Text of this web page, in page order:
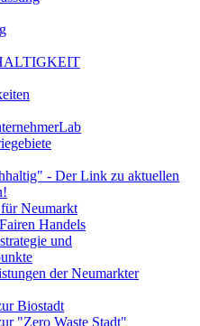
- Der Link zu aktuellen
Neumarkt
Handels
und
der Neumarkter
Biostadt
"Zero Waste Stadt"